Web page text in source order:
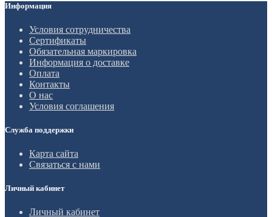
Информация
Условия сотрудничества
Сертификаты
Обязательная маркировка
Информация о доставке
Оплата
Контакты
О нас
Условия соглашения
Служба поддержки
Карта сайта
Связаться с нами
Личный кабинет
Личный кабинет